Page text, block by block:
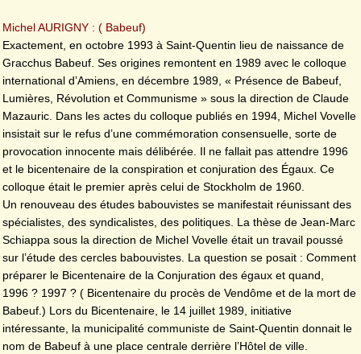
Michel AURIGNY : ( Babeuf)
Exactement, en octobre 1993 à Saint-Quentin lieu de naissance de
Gracchus Babeuf. Ses origines remontent en 1989 avec le colloque
international d’Amiens, en décembre 1989, « Présence de Babeuf,
Lumières, Révolution et Communisme » sous la direction de Claude
Mazauric. Dans les actes du colloque publiés en 1994, Michel Vovelle
insistait sur le refus d’une commémoration consensuelle, sorte de
provocation innocente mais délibérée. Il ne fallait pas attendre 1996
et le bicentenaire de la conspiration et conjuration des Égaux. Ce
colloque était le premier après celui de Stockholm de 1960.
Un renouveau des études babouvistes se manifestait réunissant des
spécialistes, des syndicalistes, des politiques. La thèse de Jean-Marc
Schiappa sous la direction de Michel Vovelle était un travail poussé
sur l’étude des cercles babouvistes. La question se posait : Comment
préparer le Bicentenaire de la Conjuration des égaux et quand,
1996 ? 1997 ? ( Bicentenaire du procès de Vendôme et de la mort de
Babeuf.) Lors du Bicentenaire, le 14 juillet 1989, initiative
intéressante, la municipalité communiste de Saint-Quentin donnait le
nom de Babeuf à une place centrale derrière l’Hôtel de ville.